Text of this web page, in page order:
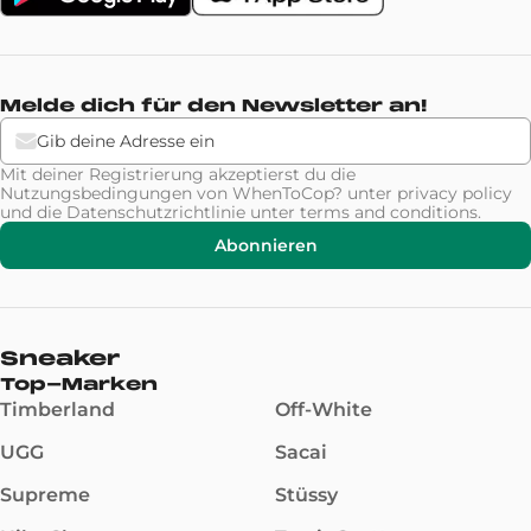
Melde dich für den Newsletter an!
Mit deiner Registrierung akzeptierst du die
Nutzungsbedingungen von WhenToCop? unter privacy policy
und die Datenschutzrichtlinie unter terms and conditions.
Abonnieren
Sneaker
Top-Marken
Timberland
UGG
Supreme
Off-White
Sacai
Stüssy